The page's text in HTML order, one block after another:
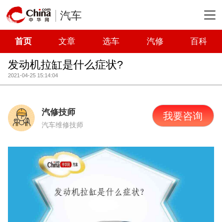
汽车
首页 文章 选车 汽修 百科
发动机拉缸是什么症状?
2021-04-25 15:14:04
汽修技师
汽车维修技师
我要咨询